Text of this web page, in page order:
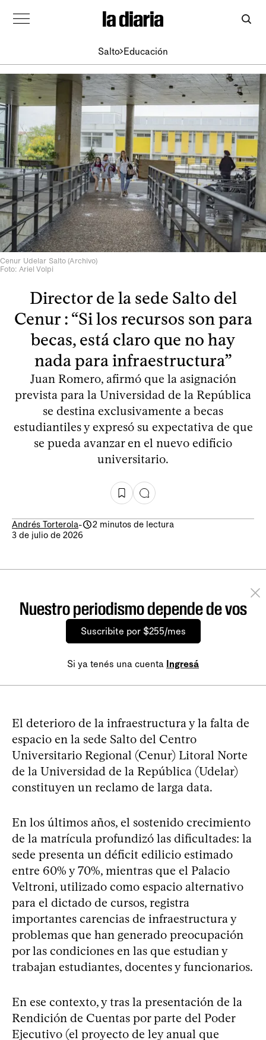
Salto Educación
Cenur Udelar Salto (Archivo)
Foto: Ariel Volpi
Director de la sede Salto del
Cenur : “Si los recursos son para
becas, está claro que no hay
nada para infraestructura”
Juan Romero, afirmó que la asignación
prevista para la Universidad de la República
se destina exclusivamente a becas
estudiantiles y expresó su expectativa de que
se pueda avanzar en el nuevo edificio
universitario.
Andrés Torterola-
2 minutos de lectura
3 de julio de 2026
Nuestro periodismo depende de vos
Suscribite por $255/mes
Si ya tenés una cuenta Ingresá
El deterioro de la infraestructura y la falta de
espacio en la sede Salto del Centro
Universitario Regional (Cenur) Litoral Norte
de la Universidad de la República (Udelar)
constituyen un reclamo de larga data.
En los últimos años, el sostenido crecimiento
de la matrícula profundizó las dificultades: la
sede presenta un déficit edilicio estimado
entre 60% y 70%, mientras que el Palacio
Veltroni, utilizado como espacio alternativo
para el dictado de cursos, registra
importantes carencias de infraestructura y
problemas que han generado preocupación
por las condiciones en las que estudian y
trabajan estudiantes, docentes y funcionarios.
En ese contexto, y tras la presentación de la
Rendición de Cuentas por parte del Poder
Ejecutivo (el proyecto de ley anual que